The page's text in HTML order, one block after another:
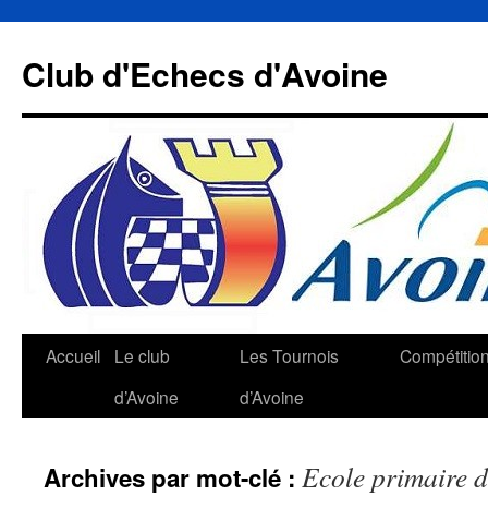
contenu
Club d'Echecs d'Avoine
Accueil
Le club
d’Avoine
Les Tournois
d’Avoine
Archives par mot-clé : Ecole primaire